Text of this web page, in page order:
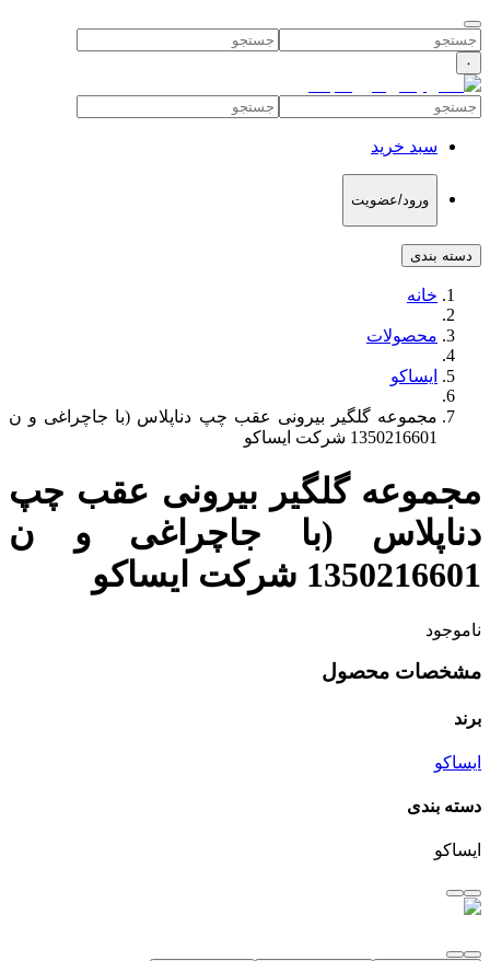
۰
سبد خرید
ورود/عضویت
دسته بندی
خانه
محصولات
ایساکو
مجموعه گلگیر بیرونی عقب چپ دناپلاس (با جاچراغی و ن
1350216601 شرکت ایساکو
مجموعه گلگیر بیرونی عقب چپ
دناپلاس (با جاچراغی و ن
1350216601 شرکت ایساکو
ناموجود
مشخصات محصول
برند
ایساکو
دسته بندی
ایساکو